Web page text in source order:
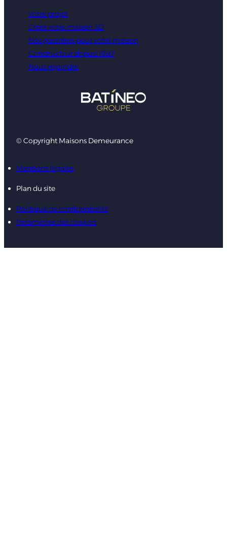
Votre projet
Créer votre maison 3D
Nos garanties pour votre maison
Constructeur depuis 1987
Nous rejoindre
© Copyright Maisons Demeurance
Mentions légales
Plan du site
Politique de confidentialité
Paramètres des cookies